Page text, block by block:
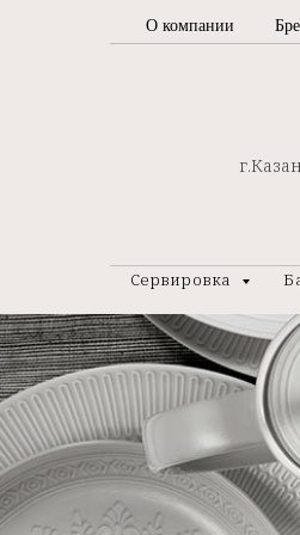
О компании
Сервировка